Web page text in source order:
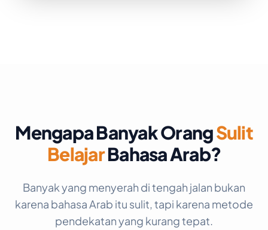
Mengapa Banyak OrangSulit
BelajarBahasa Arab?
Banyak yang menyerah di tengah jalan bukan
karena bahasa Arab itu sulit, tapi karena metode
pendekatan yang kurang tepat.